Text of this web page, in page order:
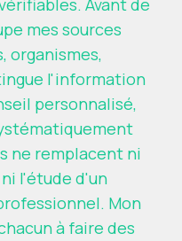
Avant de
mes sources
organismes,
l'information
personnalisé,
ne remplacent ni
l'étude d'un
Mon
à faire des